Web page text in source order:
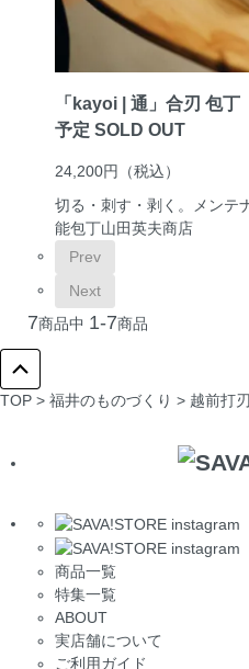
「kayoi | 通」合刃 包
予定 SOLD OUT
24,200円
（税込）
切る・刺す・剥く。メンテ
能包丁山田英夫商店
Prev
Next
7商品中 1-7商品
TOP > 福井のものづくり > 越前打
商品一覧
特集一覧
ABOUT
実店舗について
ご利用ガイド